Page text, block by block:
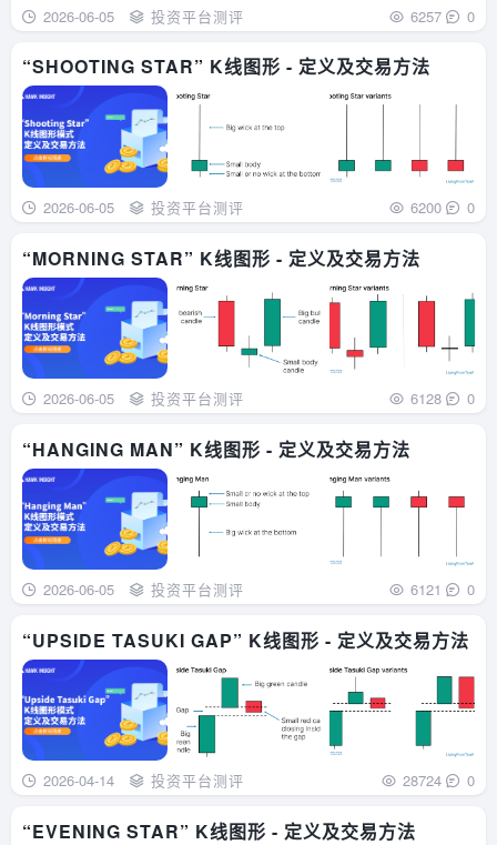
2026-06-05 投资平台测评 6257 0
“SHOOTING STAR” K线图形 - 定义及交易方法
2026-06-05 投资平台测评 6200 0
“MORNING STAR” K线图形 - 定义及交易方法
2026-06-05 投资平台测评 6128 0
“HANGING MAN” K线图形 - 定义及交易方法
2026-06-05 投资平台测评 6121 0
“UPSIDE TASUKI GAP” K线图形 - 定义及交易方法
2026-04-14 投资平台测评 28724 0
“EVENING STAR” K线图形 - 定义及交易方法